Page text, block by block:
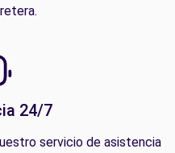
24/7
servicio de asistencia